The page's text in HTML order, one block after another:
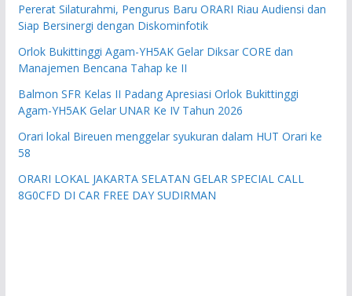
Pererat Silaturahmi, Pengurus Baru ORARI Riau Audiensi dan
Siap Bersinergi dengan Diskominfotik
Orlok Bukittinggi Agam-YH5AK Gelar Diksar CORE dan
Manajemen Bencana Tahap ke II
Balmon SFR Kelas II Padang Apresiasi Orlok Bukittinggi
Agam-YH5AK Gelar UNAR Ke IV Tahun 2026
Orari lokal Bireuen menggelar syukuran dalam HUT Orari ke
58
ORARI LOKAL JAKARTA SELATAN GELAR SPECIAL CALL
8G0CFD DI CAR FREE DAY SUDIRMAN